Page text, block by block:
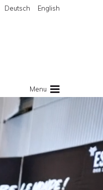
Deutsch English
Menu